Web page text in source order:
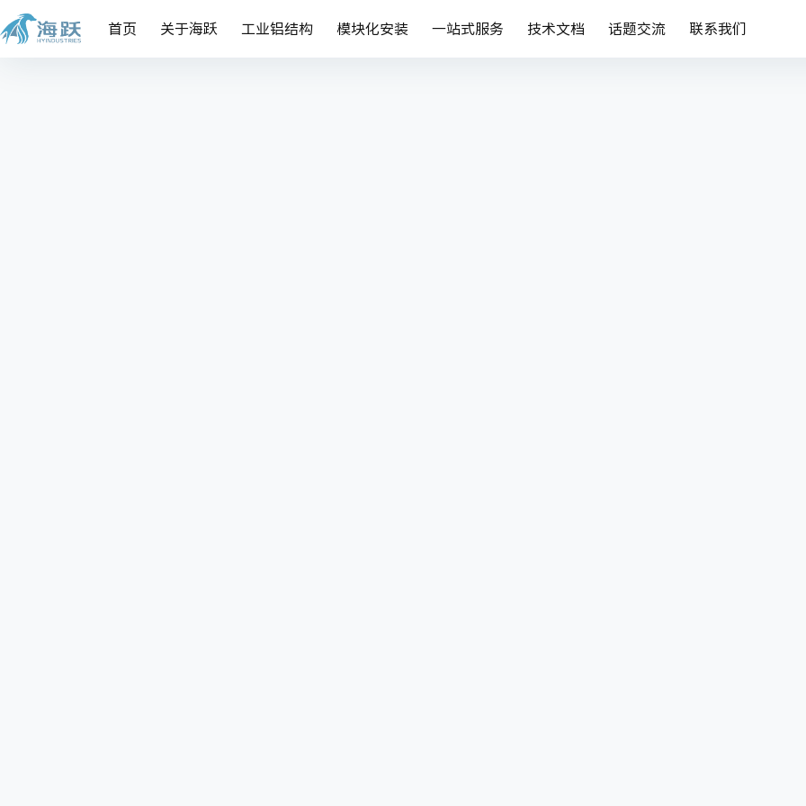
首页 关于海跃 工业铝结构 模块化安装 一站式服务 技术文档 话题交流 联系我们